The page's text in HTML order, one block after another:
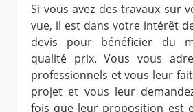
Si vous avez des travaux sur
vue, il est dans votre intérêt
devis pour bénéficier du
qualité prix. Vous vous
professionnels et vous leur
projet et vous leur
fois que leur proposition est